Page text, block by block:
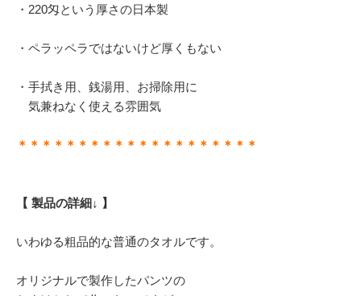
・220匁という厚さの日本製
・ペラッペラではないけど厚くもない
・手拭き用、銭湯用、お掃除用に
気兼ねなく使える雰囲気
＊＊＊＊＊＊＊＊＊＊＊＊＊＊＊＊＊＊＊＊
【 製品の詳細↓ 】
いわゆる粗品的な普通のタオルです。
オリジナルで製作したパンツの